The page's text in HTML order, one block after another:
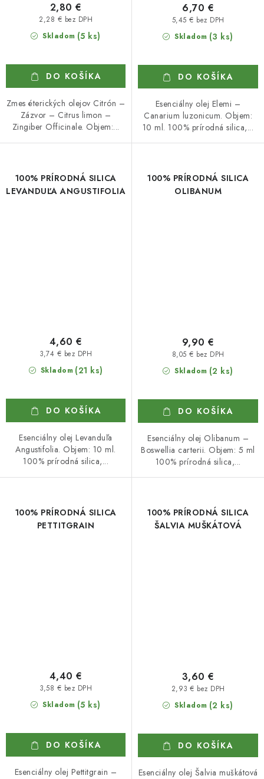
Skladom (5 ks)
2,28 € bez DPH
2,80 €
DO KOŠÍKA
Zmes éterických olejov Citrón –
Zázvor – Citrus limon –
Zingiber Officinale. Objem:...
Skladom (3 ks)
5,45 € bez DPH
6,70 €
DO KOŠÍKA
Esenciálny olej Elemi –
Canarium luzonicum. Objem:
10 ml. 100% prírodná silica,...
100% PRÍRODNÁ SILICA
LEVANDUĽA ANGUSTIFOLIA
Skladom (21 ks)
3,74 € bez DPH
4,60 €
DO KOŠÍKA
Esenciálny olej Levanduľa
Angustifolia. Objem: 10 ml.
100% prírodná silica,...
100% PRÍRODNÁ SILICA
OLIBANUM
Skladom (2 ks)
8,05 € bez DPH
9,90 €
DO KOŠÍKA
Esenciálny olej Olibanum –
Boswellia carterii. Objem: 5 ml
100% prírodná silica,...
100% PRÍRODNÁ SILICA
PETTITGRAIN
Skladom (5 ks)
3,58 € bez DPH
4,40 €
DO KOŠÍKA
Esenciálny olej Pettitgrain –
100% PRÍRODNÁ SILICA
ŠALVIA MUŠKÁTOVÁ
Skladom (2 ks)
2,93 € bez DPH
3,60 €
DO KOŠÍKA
Esenciálny olej Šalvia muškátová